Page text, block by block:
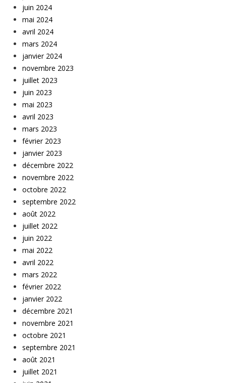
juin 2024
mai 2024
avril 2024
mars 2024
janvier 2024
novembre 2023
juillet 2023
juin 2023
mai 2023
avril 2023
mars 2023
février 2023
janvier 2023
décembre 2022
novembre 2022
octobre 2022
septembre 2022
août 2022
juillet 2022
juin 2022
mai 2022
avril 2022
mars 2022
février 2022
janvier 2022
décembre 2021
novembre 2021
octobre 2021
septembre 2021
août 2021
juillet 2021